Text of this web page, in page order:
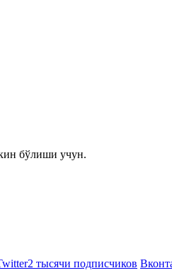
бўлиши учун.
2 тысячи подписчиков